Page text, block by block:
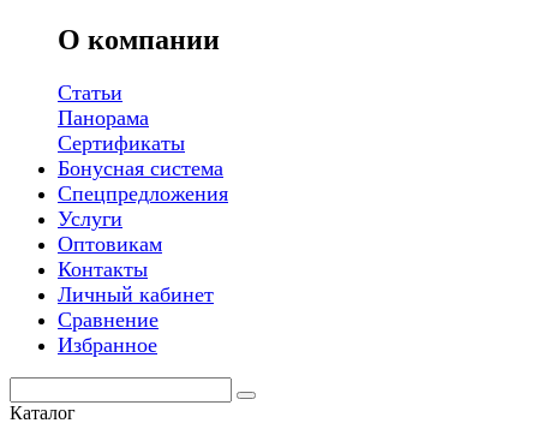
О компании
Статьи
Панорама
Сертификаты
Бонусная система
Спецпредложения
Услуги
Оптовикам
Контакты
Личный кабинет
Сравнение
Избранное
Каталог